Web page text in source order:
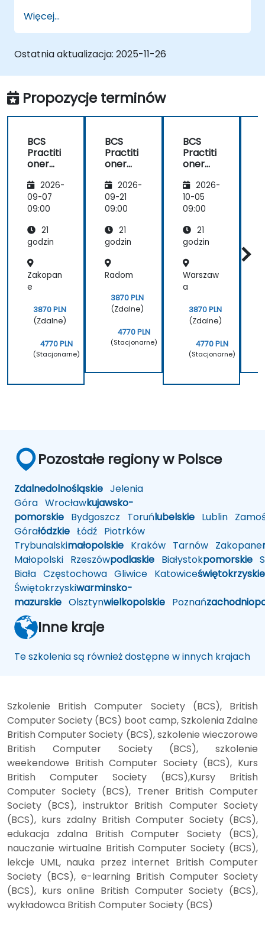
Więcej...
Ostatnia aktualizacja: 2025-11-26
Propozycje terminów
BCS
Practiti
oner
ate in
Digital
Product
ement
2026-
09-07
09:00
21
godzin
Zakopan
e
3870 PLN
(Zdalne)
4770 PLN
(Stacjonarne)
BCS
Practiti
oner
ate in
Digital
Product
ement
2026-
09-21
09:00
21
godzin
Radom
3870 PLN
(Zdalne)
4770 PLN
(Stacjonarne)
BCS
Practiti
oner
ate in
Digital
Product
ement
2026-
10-05
09:00
21
godzin
Warszaw
a
3870 PLN
(Zdalne)
4770 PLN
(Stacjonarne)
Pozostałe regiony w Polsce
Zdalnedolnośląskie Jelenia
Góra Wrocławkujawsko-
pomorskie Bydgoszcz Toruńlubelskie Lublin
Górałódzkie Łódź Piotrków
Trybunalskimałopolskie Kraków Tarnów Zakopane
Małopolski Rzeszówpodlaskie Białystokpomorskie
Biała Częstochowa Gliwice Katowiceświętokrzyskie
Świętokrzyskiwarminsko-
mazurskie Olsztynwielkopolskie Poznań
Inne kraje
Te szkolenia są również dostępne w innych krajach
Szkolenie British Computer Society (BCS), British
Computer Society (BCS) boot camp, Szkolenia Zdalne
British Computer Society (BCS), szkolenie wieczorowe
British Computer Society (BCS), szkolenie
weekendowe British Computer Society (BCS), Kurs
British Computer Society (BCS),Kursy British
Computer Society (BCS), Trener British Computer
Society (BCS), instruktor British Computer Society
(BCS), kurs zdalny British Computer Society (BCS),
edukacja zdalna British Computer Society (BCS),
nauczanie wirtualne British Computer Society (BCS),
lekcje UML, nauka przez internet British Computer
Society (BCS), e-learning British Computer Society
(BCS), kurs online British Computer Society (BCS),
wykładowca British Computer Society (BCS)